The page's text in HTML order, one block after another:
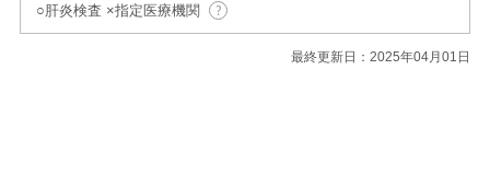
○肝炎検査 ×指定医療機関
最終更新日：2025年04月01日